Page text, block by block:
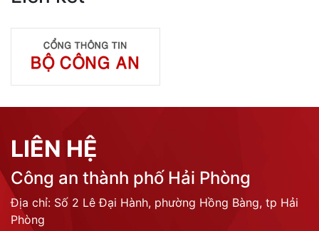
LIÊN HỆ
Công an thành phố Hải Phòng
Địa chỉ: Số 2 Lê Đại Hành, phường Hồng Bàng, tp Hải
Phòng